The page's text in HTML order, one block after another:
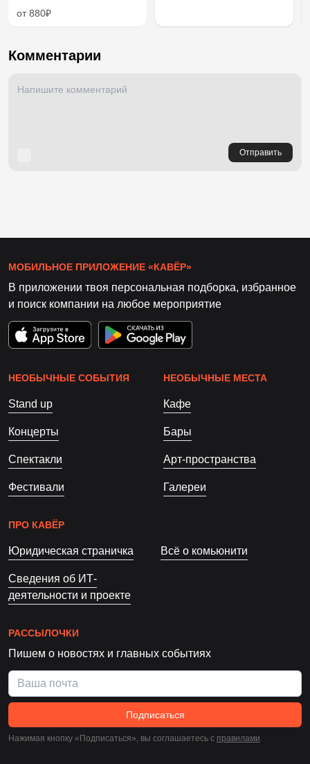
от 880₽
Комментарии
Отправить
МОБИЛЬНОЕ ПРИЛОЖЕНИЕ «КАВЁР»
В приложении твоя персональная подборка, избранное
и поиск компании на любое мероприятие
НЕОБЫЧНЫЕ СОБЫТИЯ
Stand up
Концерты
Спектакли
Фестивали
НЕОБЫЧНЫЕ МЕСТА
Кафе
Бары
Арт-пространства
Галереи
ПРО КАВЁР
Юридическая страничка Всё о комьюнити
Сведения об ИТ-
деятельности и проекте
РАССЫЛОЧКИ
Пишем о новостях и главных событиях
Подписаться
Нажимая кнопку «Подписаться», вы соглашаетесь c правилами